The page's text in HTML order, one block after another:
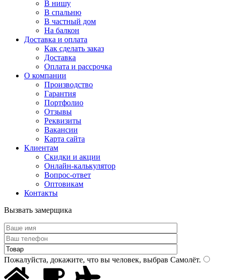
В нишу
В спальню
В частный дом
На балкон
Доставка и оплата
Как сделать заказ
Доставка
Оплата и рассрочка
О компании
Производство
Гарантия
Портфолио
Отзывы
Реквизиты
Вакансии
Карта сайта
Клиентам
Скидки и акции
Онлайн-калькулятор
Вопрос-ответ
Оптовикам
Контакты
Вызвать замерщика
Пожалуйста, докажите, что вы человек, выбрав Самолёт.